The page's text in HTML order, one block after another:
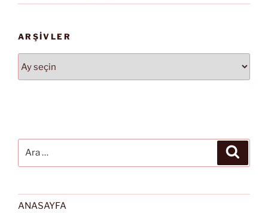
ARŞIVLER
ANASAYFA